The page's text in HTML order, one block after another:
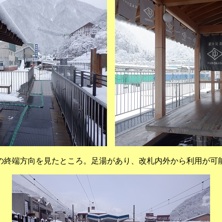
終端方向を見たところ。足湯があり、改札内外から利用が可